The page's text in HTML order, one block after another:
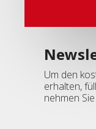
Um den
erhalten,
nehmen